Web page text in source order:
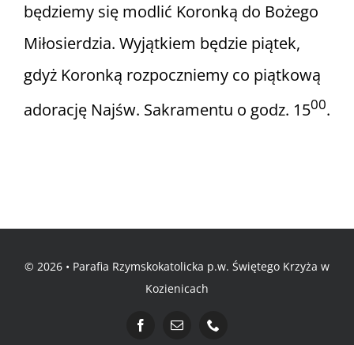
będziemy się modlić Koronką do Bożego
Miłosierdzia. Wyjątkiem będzie piątek,
gdyż Koronką rozpoczniemy co piątkową
adorację Najśw. Sakramentu o godz. 1500.
© 2026 • Parafia Rzymskokatolicka p.w. Świętego Krzyża w
Kozienicach